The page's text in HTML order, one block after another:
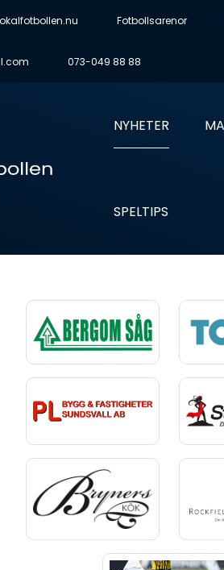
Fotbollsarenor
073-049 88 88
NYHETER
SPELTIPS